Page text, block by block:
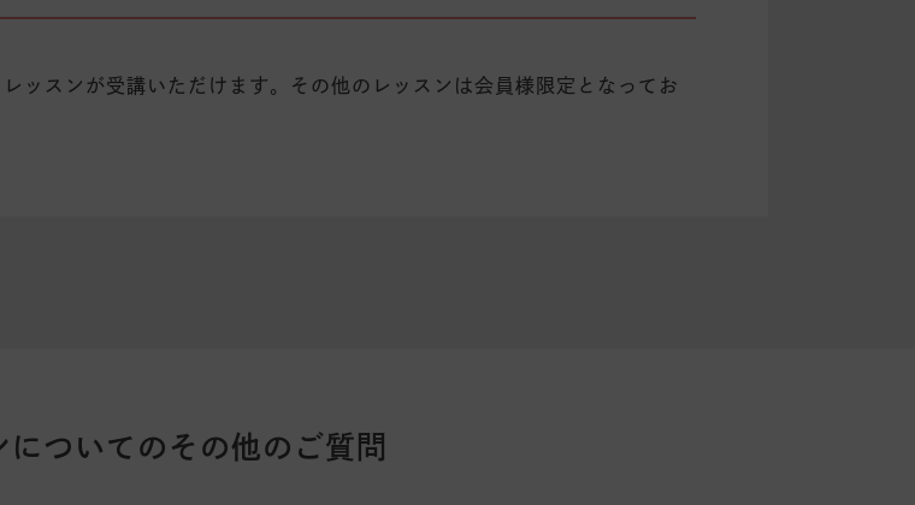
ッスンが受講いただけます。その他のレッスンは会員様限定となってお
ついてのその他のご質問